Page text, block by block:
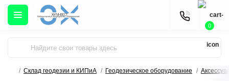
0
Склад геодезии и КИПиА Геодезическое оборудование